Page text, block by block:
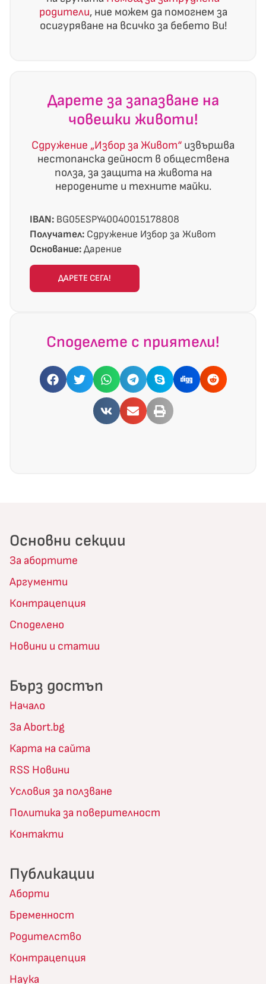
родители, ние можем да помогнем за
осигуряване на всичко за бебето Ви!
Дарете за запазване на
човешки животи!
Сдружение „Избор за Живот“ извършва
нестопанска дейност в обществена
полза, за защита на живота на
неродените и техните майки.
IBAN: BG05ESPY40040015178808
Получател: Сдружение Избор за Живот
Основание:Дарение
ДАРЕТЕ СЕГА!
Споделете с приятели!
Основни секции
За абортите
Аргументи
Контрацепция
Споделено
Новини и статии
Бърз достъп
Начало
За Abort.bg
Карта на сайта
RSS Новини
Условия за ползване
Политика за поверителност
Контакти
Публикации
Аборти
Бременност
Родителство
Контрацепция
Наука